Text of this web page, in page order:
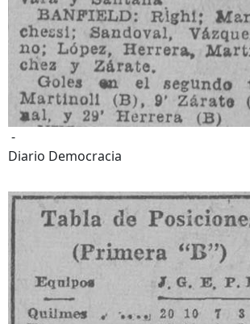
-
Diario Democracia